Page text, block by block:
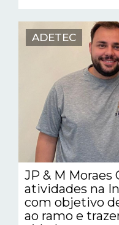
ADETEC
JP & M
atividades na
com objetivo
ao ramo e